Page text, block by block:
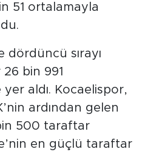
51 ortalamayla
dördüncü sırayı
bin 991
aldı. Kocaelispor,
ardından gelen
500 taraftar
en güçlü taraftar